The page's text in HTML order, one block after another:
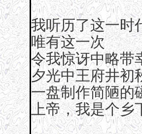
我听历了这一时
唯有这一次
令我惊讶中略带
夕光中王府井初
一盘制作简陋的
上帝，我是个